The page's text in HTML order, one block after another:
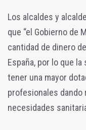
Los alcaldes y
que “el Gobierno de
cantidad de dinero
España, por lo que
tener una mayor
profesionales dando
necesidades